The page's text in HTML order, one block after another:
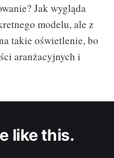
Jak wygląda
modelu, ale z
takie oświetlenie, bo
aranżacyjnych i
like this.